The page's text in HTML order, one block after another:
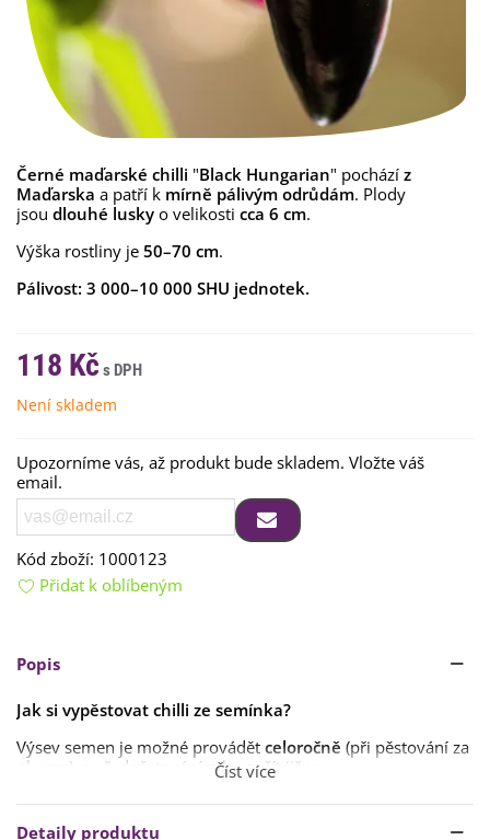
Černé maďarské chilli "Black Hungarian" pochází z
Maďarska a patří k mírně pálivým odrůdám. Plody
jsou dlouhé lusky o velikosti cca 6 cm.
Výška rostliny je 50–70 cm.
Pálivost: 3 000–10 000 SHU jednotek.
118 Kč
Není skladem
Upozorníme vás, až produkt bude skladem. Vložte váš
email.
Kód zboží: 1000123
Přidat k oblíbeným
Popis
Jak si vypěstovat chilli ze semínka?
Výsev semen je možné provádět celoročně (při pěstování za
oknem), s předpěstováním lze začít již
měsíců, proto je třebas předpěstováním začít včas.
Číst více
Detaily produktu